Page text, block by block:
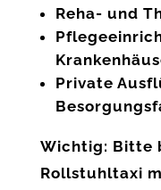
Reha- und
Private
Wichtig: Bitte
Rollstuhltaxi